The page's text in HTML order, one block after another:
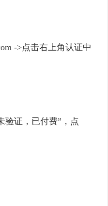
->点击右上角认证中
验证，已付费”，点